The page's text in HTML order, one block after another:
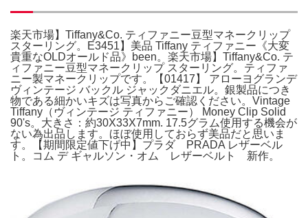
楽天市場】Tiffany&Co. ティファニー豆型マネークリップ
スターリング。E3451】美品 Tiffany ティファニー《大変
貴重なOLDオールド品》been。楽天市場】Tiffany&Co. テ
ィファニー豆型マネークリップ スターリング。ティファ
ニー製マネークリップです。【01417】 アローヨグランデ
ヴィンテージ バックル ジャックダニエル。銀製品につき
物である細かいキズは写真からご確認ください。Vintage
Tiffany（ヴィンテージ ティファニー） Money Clip Solid
90's。大きさ：約30X33X7mm. 17.5グラム使用する機会が
ない為出品します。ほぼ使用しておらず美品だと思いま
す。【期間限定値下げ中】プラダ PRADA レザーベル
ト。コム デ ギャルソン・オム レザーベルト 新作。